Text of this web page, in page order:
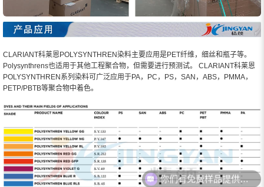
CLARIANT科莱恩POLYSYNTHREN染料主要应用是PET纤维，细丝和瓶子等。
Polysynthrens也适用于其他工程聚合物，但需要进行预测试。 CLARIANT科莱恩
POLYSYNTHREN系列染料可广泛应用于PA，PC，PS，SAN，ABS，PMMA，
PETP/PBTB等聚合物中着色。